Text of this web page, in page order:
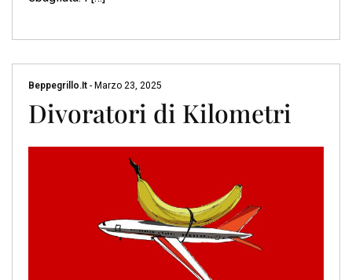
Beppegrillo.it - Marzo 23, 2025
Divoratori di Kilometri